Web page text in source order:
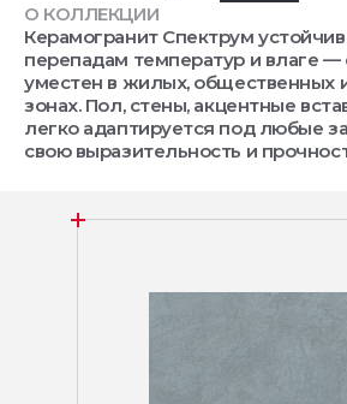
О КОЛЛЕКЦИИ
Керамогранит Спектрум устойчив
перепадам температур и влаге —
уместен в жилых, общественных
зонах. Пол, стены, акцентные
легко адаптируется под любые
свою выразительность и